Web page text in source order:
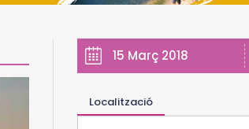
15 Març 2018
Localització